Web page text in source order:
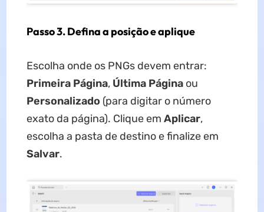
Passo 3. Defina a posição e aplique
Escolha onde os PNGs devem entrar:
Primeira Página, Última Páginaou
Personalizado (para digitar o número
exato da página). Clique em Aplicar,
escolha a pasta de destino e finalize em
Salvar.